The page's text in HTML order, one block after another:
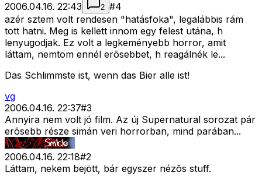
2006.04.16. 22:43 2 #4
azér sztem volt rendesen "hatásfoka", legalábbis rám
tott hatni. Meg is kellett innom egy felest utána, h
lenyugodjak. Ez volt a legkeményebb horror, amit
láttam, nemtom ennél erõsebbet, h reagálnék le...
Das Schlimmste ist, wenn das Bier alle ist!
vg
2006.04.16. 22:37#3
Annyira nem volt jó film. Az új Supernatural sorozat pár
erõsebb része simán veri horrorban, mind parában...
2006.04.16. 22:18#2
Láttam, nekem bejött, bár egyszer nézõs stuff.